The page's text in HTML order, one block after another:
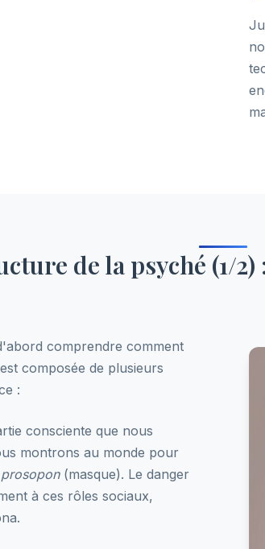
de la psyché (1/
comprendre comment
composée de plusieurs
:
consciente que nous
montrons au monde pour
prosopon(masque). Le danger
à ces rôles sociaux,